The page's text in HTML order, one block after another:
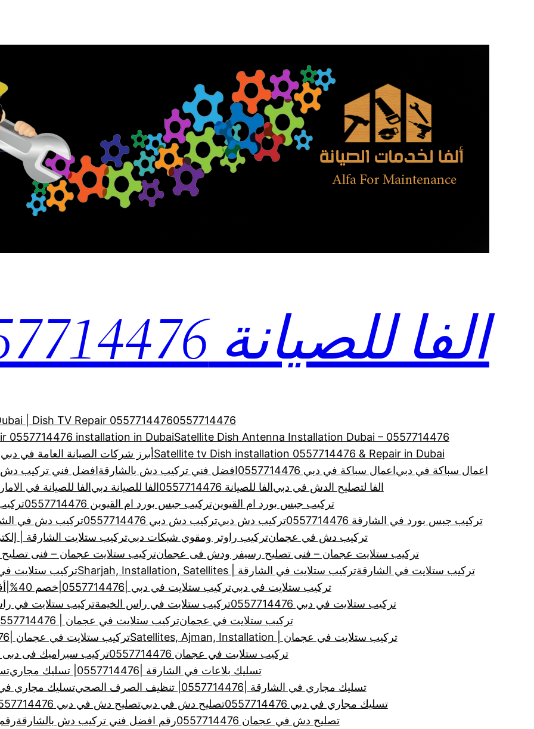
الفا للصيانة 0557714476
0557714476
| Dish TV Repair 0557714476
Satellite Dish Antenna Installation Dubai – 0557714476
0557714476 installation in Dubai
Satellite tv Dish installation 0557714476 & Repair in Dubaiأبرز شركات الصيانة العامة في دبي
اعمال سباكة في دبياعمال سباكة في دبي 0557714476 افضل فني تركيب دش بالشارقةافضل فني تركيب دش
الفا لتصليح الدش في دبيالفا للصيانة 0557714476 الفا للصيانة دبيالفا للصيانة في
تركيب جبس بورد ام القيوينتركيب جبس بورد ام القيوين 0557714476
تركيب جبس بورد في الشارقة 0557714476
تركيب دش دبيتركيب دش دبي 0557714476
تركيب دش في
تركيب دش في عجمانتركيب راوتر ومقوي شبكات دبيتركيب ستلايت الشارقة |
تركيب ستلايت عجمان – فنى تصليح رسيفر ودش فى عجمانتركيب ستلايت عجمان – فنى
تركيب ستلايت في الشارقةتركيب ستلايت في الشارقة | Sharjah, Installation, Satellites
تركيب ستلايت في
تركيب ستلايت في دبيتركيب ستلايت في دبي |0557714476|خصم 40%|أفضل فني تركيب ستلايت
تركيب ستلايت في دبي 0557714476
تركيب ستلايت في راس الخيمةتركيب ستلايت في راس
تركيب ستلايت في عجمانتركيب ستلايت في عجمان | 0557714476 | لتركيب وصيانة الدش
تركيب ستلايت في عجمان | Satellites, Ajman, Installation
تركيب ستلايت في عجمان |0557714476| خبرة سنين
تركيب ستلايت في عجمان 0557714476
تركيب سيراميك فى دبى
تسليك بلاعات في الشارقة |0557714476| تسليك مجاري
تسليك مجاري في الشارقة |0557714476| تنظيف الصرف الصحي
تسليك مجاري في
تسليك مجاري في دبي 0557714476
تصليح دش في دبيتصليح دش في دبي 0557714476
تصليح دش في عجمان 0557714476
رقم افضل فني تركيب دش بالشارقة